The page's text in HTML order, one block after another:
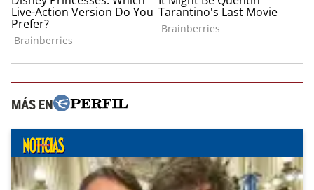
MÁS EN